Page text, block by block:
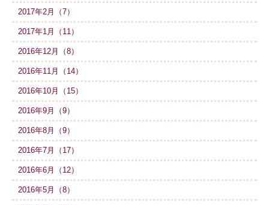
2017年2月（7）
2017年1月（11）
2016年12月（8）
2016年11月（14）
2016年10月（15）
2016年9月（9）
2016年8月（9）
2016年7月（17）
2016年6月（12）
2016年5月（8）